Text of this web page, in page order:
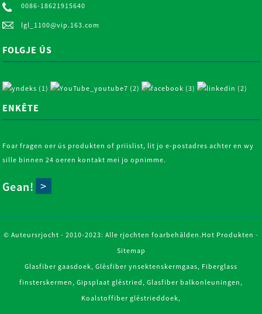
0086-18621915640
lgl_1100@vip.163.com
FOLGJE ÚS
ENKÊTE
Foar fragen oer ús produkten of priislist, lit jo e-postadres achter en wy
sille binnen 24 oeren kontakt mei jo opnimme.
Gean!
© Auteursrjocht - 2010-2023: Alle rjochten foarbehâlden. Hot Produkten -
Sitemap
Glasfiber gaasdoek, Glêsfiber ynsektenskermgaas, Fiberglass
finsterskermen , Gipsplaat glêstried , Glasfiber balkonleuningen ,
Koalstoffiber glêstrieddoek,